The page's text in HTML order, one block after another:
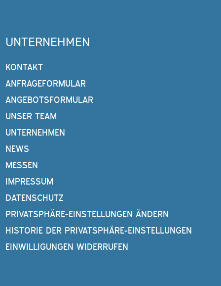
UNTERNEHMEN
KONTAKT
ANFRAGEFORMULAR
ANGEBOTSFORMULAR
UNSER TEAM
UNTERNEHMEN
NEWS
MESSEN
IMPRESSUM
DATENSCHUTZ
PRIVATSPHÄRE-EINSTELLUNGEN ÄNDERN
HISTORIE DER PRIVATSPHÄRE-EINSTELLUNGEN
EINWILLIGUNGEN WIDERRUFEN